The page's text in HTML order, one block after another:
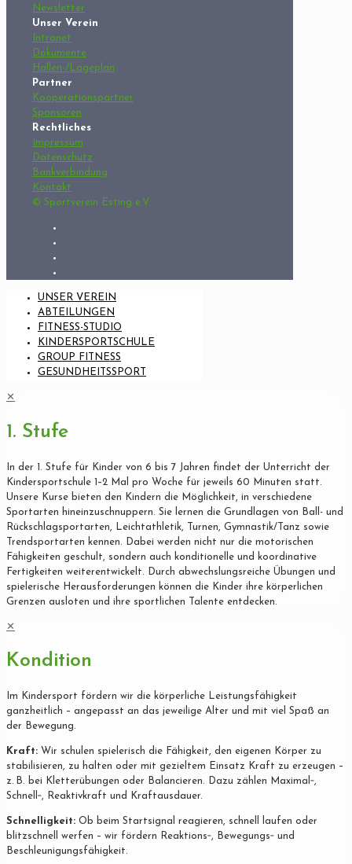
Newsletter
Unser Verein
Intranet
Dokumente
Hallen-/Lageplan
Partner
Kooperationspartner
Sponsoren
Rechtliches
Impressum
Datenschutz
Bankverbindung
Kontakt
© Sportverein Esting e.V.
UNSER VEREIN
ABTEILUNGEN
FITNESS-STUDIO
KINDERSPORTSCHULE
GROUP FITNESS
GESUNDHEITSSPORT
✕
1. Stufe
In der 1. Stufe für Kinder von 6 bis 7 Jahren findet der Unterricht der
Kindersportschule 1–2 Mal pro Woche für jeweils 60 Minuten statt.
Unsere Kurse bieten den Kindern die Möglichkeit, in verschiedene
Sportarten hineinzuschnuppern. Sie lernen die Grundlagen von Ball- und
Rückschlagsportarten, Leichtathletik, Turnen, Gymnastik/Tanz sowie
Trendsportarten kennen. Dabei werden nicht nur die motorischen
Fähigkeiten geschult, sondern auch konditionelle und koordinative
Fertigkeiten weiterentwickelt. Durch abwechslungsreiche Übungen und
spielerische Herausforderungen können die Kinder ihre körperlichen
Grenzen ausloten und ihre sportlichen Talente entdecken.
✕
Kondition
Im Kindersport fördern wir die körperliche Leistungsfähigkeit
ganzheitlich – angepasst an das jeweilige Alter und mit viel Spaß an
der Bewegung.
Kraft: Wir schulen spielerisch die Fähigkeit, den eigenen Körper zu
stabilisieren, zu halten oder mit gezieltem Einsatz Kraft zu erzeugen –
z. B. bei Kletterübungen oder Balancieren. Dazu zählen Maximal‐,
Schnell‐, Reaktivkraft und Kraftausdauer.
Schnelligkeit: Ob beim Startsignal reagieren, schnell laufen oder
blitzschnell werfen – wir fördern Reaktions‐, Bewegungs‐ und
Beschleunigungsfähigkeit.